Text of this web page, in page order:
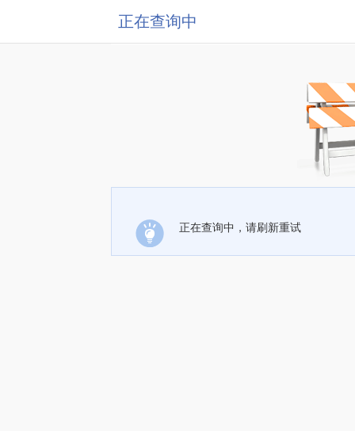
正在查询中
正在查询中，请刷新重试